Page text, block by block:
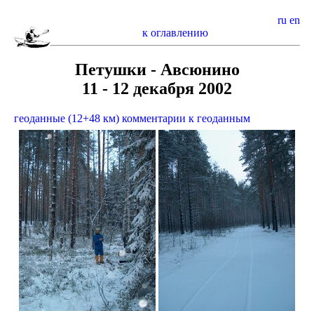
ru en
к оглавлению
Петушки - Авсюнино
11 - 12 декабря 2002
геоданные (12+48 км) комментарии к геоданным